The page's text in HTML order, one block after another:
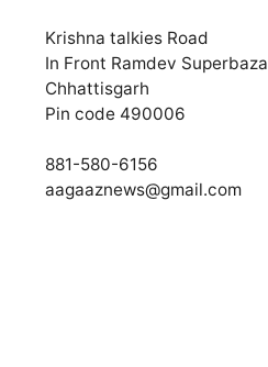
Krishna talkies Road
In Front Ramdev
Chhattisgarh
Pin code 490006
881-580-6156
aagaaznews@gmail.com